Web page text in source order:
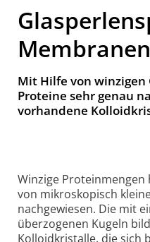
Membranen
Mit Hilfe von winzigen
Proteine sehr genau
vorhandene
Winzige Proteinmengen
von mikroskopisch
nachgewiesen. Die mit
überzogenen Kugeln
Kolloidkristalle, die sich